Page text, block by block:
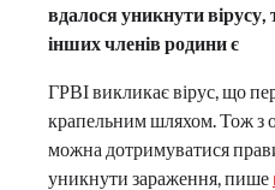
вдалося уникнути вірусу,
інших членів родини є
ГРВІ викликає вірус, що
крапельним шляхом. Тож з
можна дотримуватися
уникнути зараження, пише